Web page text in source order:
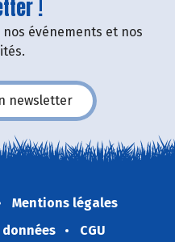
!
événements et nos
newsletter
Mentions légales
CGU